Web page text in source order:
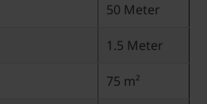
50 Meter
1.5 Meter
75 m²